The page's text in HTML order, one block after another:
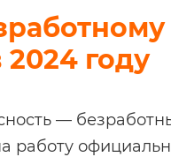
году
—
работу